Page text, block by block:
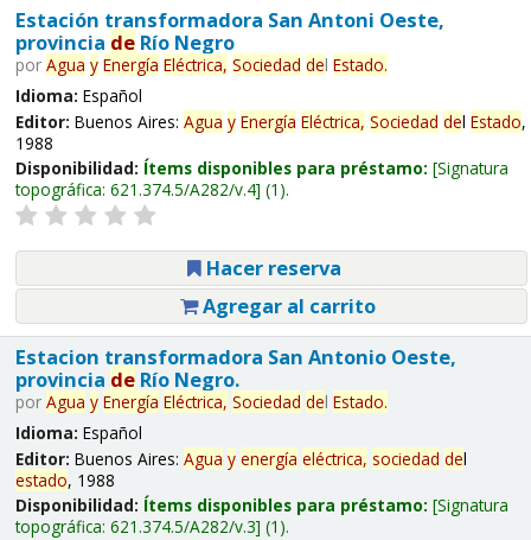
Estación transformadora San Antoni Oeste,
provincia deRío Negro
por Agua y Energía Eléctrica, Sociedad del Estado.
Idioma: Español
Editor: Buenos Aires: Agua y Energía Eléctrica, Sociedad del Estado,
1988
Disponibilidad: Ítems disponibles para préstamo: Signatura
topográfica: 621.374.5/A282/v.4 (1).
Hacer reserva
Agregar al carrito
Estacion transformadora San Antonio Oeste,
provincia deRío Negro.
por Agua y Energía Eléctrica, Sociedad del Estado.
Idioma: Español
Editor: Buenos Aires: Agua y energía eléctrica, sociedad del
estado, 1988
Disponibilidad: Ítems disponibles para préstamo: Signatura
topográfica: 621.374.5/A282/v.3 (1).